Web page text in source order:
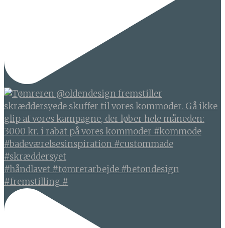
#håndlavet #tømrerarbejde #betondesign
#fremstilling #